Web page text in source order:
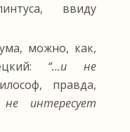
ввиду
можно, как,
“…и не
правда,
интересует